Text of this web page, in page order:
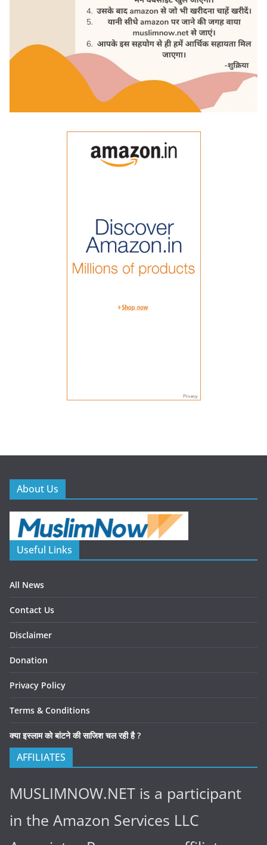
About Us
Useful Links
All News
Contact Us
Disclaimer
Donation
Privacy Policy
Terms & Conditions
क्या इस्लाम को बांटने की साजिश चल रही है ?
AFFILIATES
MUSLIMNOW.NET is a participant
in the Amazon Services LLC